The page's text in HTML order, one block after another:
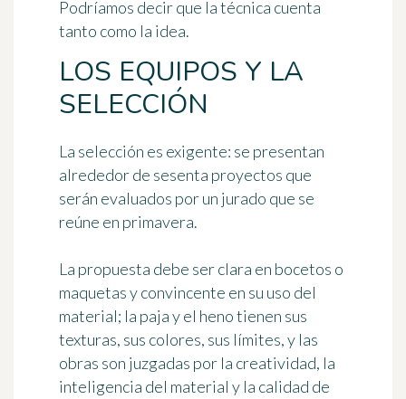
Podríamos decir que la técnica cuenta
tanto como la idea.
LOS EQUIPOS Y LA
SELECCIÓN
La selección es exigente: se presentan
alrededor de sesenta proyectos que
serán evaluados por un jurado que se
reúne en primavera.
La propuesta debe ser clara en bocetos o
maquetas y convincente en su uso del
material; la paja y el heno tienen sus
texturas, sus colores, sus límites, y las
obras son juzgadas por la creatividad, la
inteligencia del material y la calidad de